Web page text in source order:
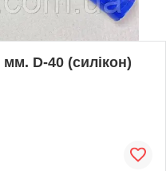
D-40 (силікон)